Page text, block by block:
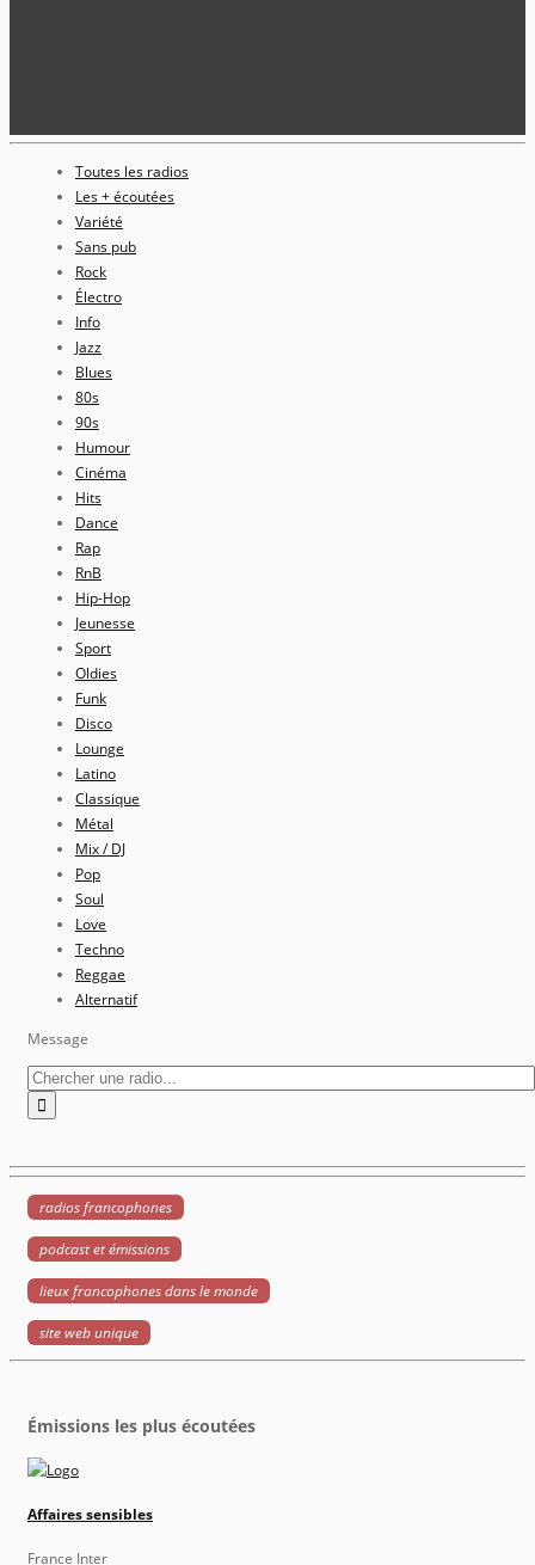
Toutes les radios
Les + écoutées
Variété
Sans pub
Rock
Électro
Info
Jazz
Blues
80s
90s
Humour
Cinéma
Hits
Dance
Rap
RnB
Hip-Hop
Jeunesse
Sport
Oldies
Funk
Disco
Lounge
Latino
Classique
Métal
Mix / DJ
Pop
Soul
Love
Techno
Reggae
Alternatif
Message
radios francophones
podcast et émissions
lieux francophones dans le monde
site web unique
Émissions les plus écoutées
Affaires sensibles
France Inter